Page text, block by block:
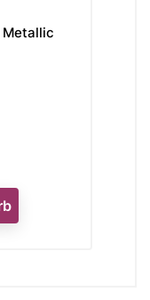
Metallic